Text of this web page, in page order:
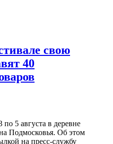
свою
40
5 августа в деревне
Подмосковья. Об этом
на пресс-службу